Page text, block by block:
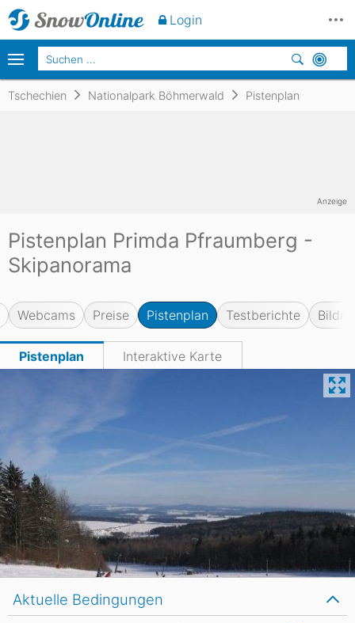
Tschechien Nationalpark Böhmerwald Pistenplan
Pistenplan Primda Pfraumberg -
Skipanorama
Webcams Preise Pistenplan Testberichte Bilder
Pistenplan Interaktive Karte
Anzeige
Aktuelle Bedingungen
Login